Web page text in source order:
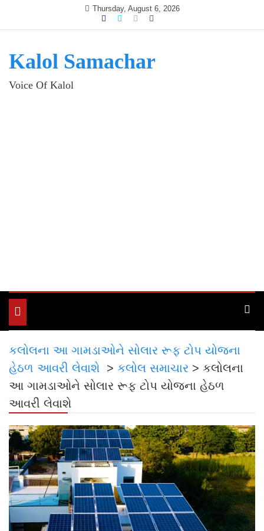
Thursday, August 6, 2026
Kalol Samachar
Voice Of Kalol
Toggle
navigation
કલોલના આ ગામડાઓને સોલાર રૂફ ટોપ યોજના
હેઠળ આવરી લેવાશે > કલોલ સમાચાર > કલોલના
આ ગામડાઓને સોલાર રૂફ ટોપ યોજના હેઠળ
આવરી લેવાશે